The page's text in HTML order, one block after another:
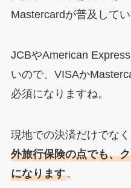
Mastercardが普及してい
JCBやAmerican
いので、VISAか
必須になりますね。
現地での決済だけでなく
外旅行保険の点でも、
になります。